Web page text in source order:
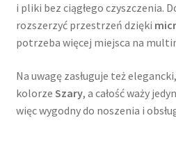
i pliki bez ciągłego czyszczenia.
rozszerzyć przestrzeń dzięki
potrzeba więcej miejsca na
Na uwagę zasługuje też
kolorze Szary, a całość waży
więc wygodny do noszenia i